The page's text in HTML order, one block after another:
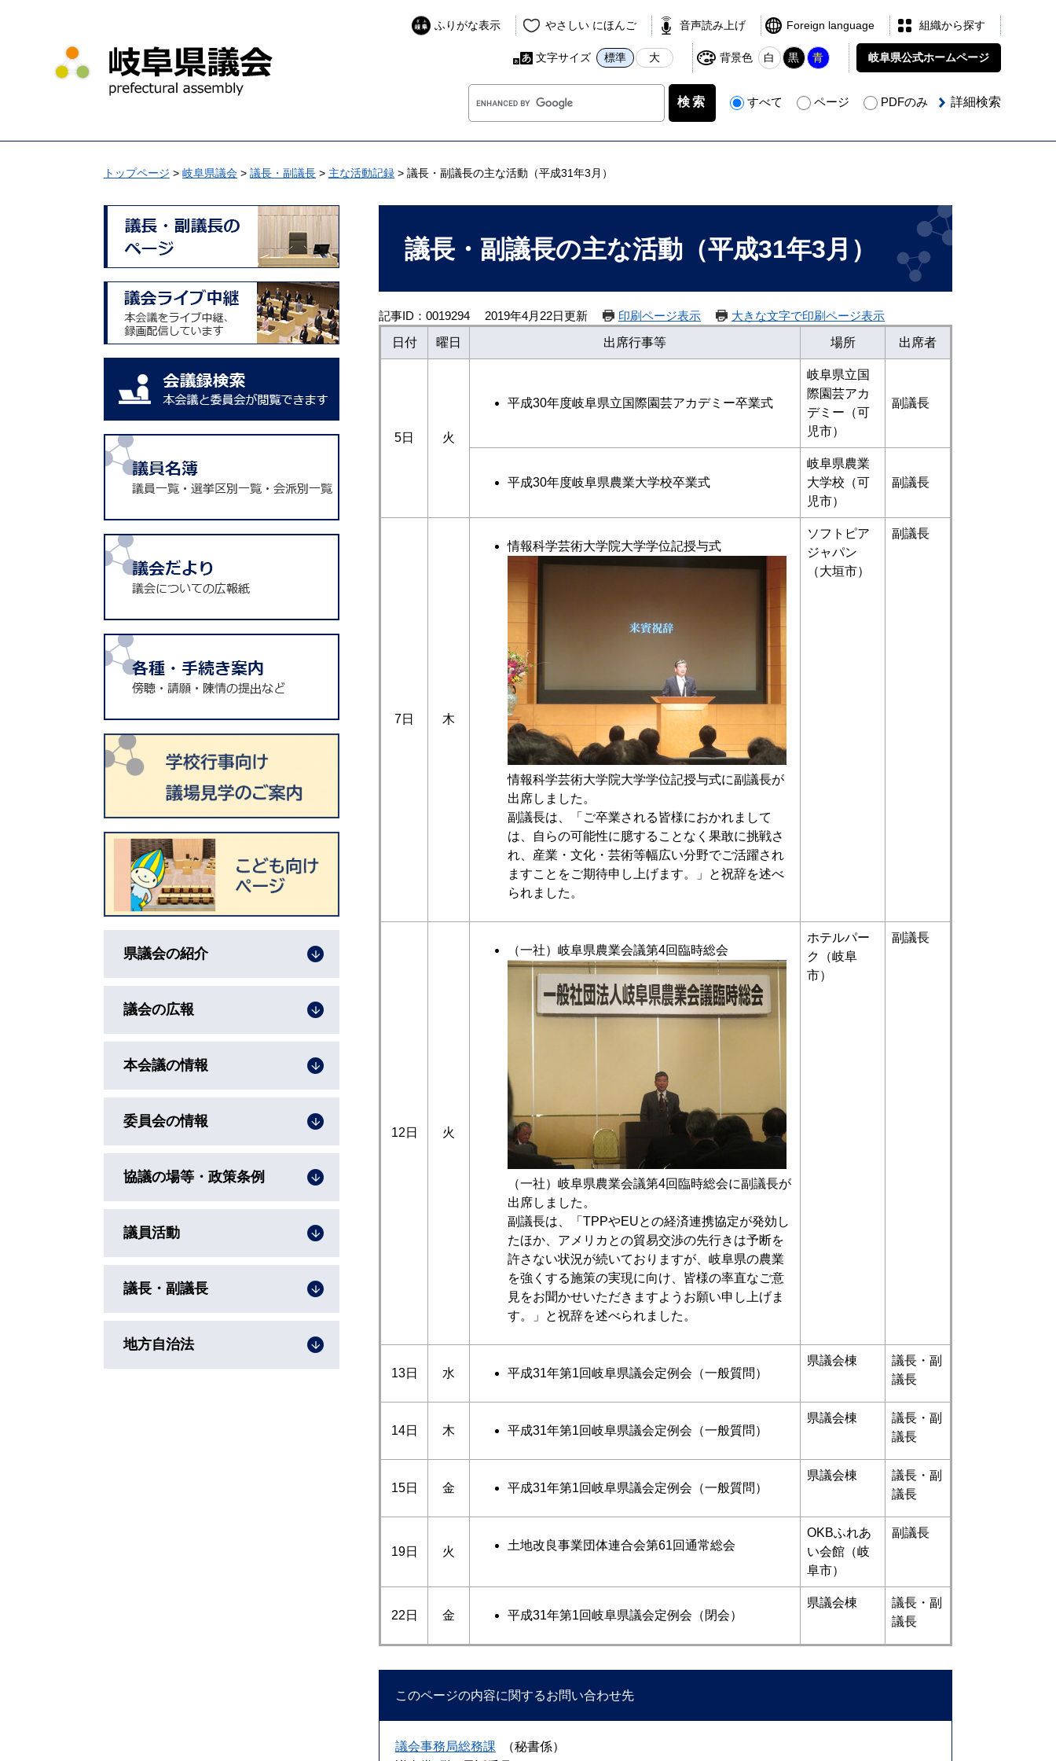
す
し
ふりがな表示 やさしい にほんご 音声読み上げ Foreign language 組織から探す
文字サイズ 標準 大 背景色 白 黒 青 岐阜県公式ホームページ
l
カ
タ
すべて ページ PDFのみ 詳細検索
トップページ > 岐阜県議会 > 議長・副議長 > 主な活動記録 > 議長・副議長の主な活動（平成31年3月）
議長・副議長の主な活動（平成31年3月）
記事ID：0019294 2019年4月22日更新 印刷ページ表示
大きな文字で印刷ページ表示
日付
曜日 出席行事等 場所 出席者
5日 火
平成30年度岐阜県立国際園芸アカデミー卒業式
岐阜県立国
際園芸アカ
デミー（可
児市）
副議長
平成30年度岐阜県農業大学校卒業式
岐阜県農業
大学校（可
児市）
副議長
7日 木
情報科学芸術大学院大学学位記授与式
情報科学芸術大学院大学学位記授与式に副議長が
出席しました。
副議長は、「ご卒業される皆様におかれまして
は、自らの可能性に臆することなく果敢に挑戦さ
れ、産業・文化・芸術等幅広い分野でご活躍され
ますことをご期待申し上げます。」と祝辞を述べ
られました。
ソフトピア
ジャパン
（大垣市）
副議長
12日 火
（一社）岐阜県農業会議第4回臨時総会
（一社）岐阜県農業会議第4回臨時総会に副議長が
出席しました。
副議長は、「TPPやEUとの経済連携協定が発効し
たほか、アメリカとの貿易交渉の先行きは予断を
許さない状況が続いておりますが、岐阜県の農業
を強くする施策の実現に向け、皆様の率直なご意
見をお聞かせいただきますようお願い申し上げま
す。」と祝辞を述べられました。
ホテルパー
ク（岐阜
市）
副議長
13日 水 平成31年第1回岐阜県議会定例会（一般質問）
県議会棟
議長・副
議長
14日 木 平成31年第1回岐阜県議会定例会（一般質問）
県議会棟
議長・副
議長
15日 金 平成31年第1回岐阜県議会定例会（一般質問）
県議会棟
議長・副
議長
19日 火 土地改良事業団体連合会第61回通常総会
OKBふれあ
い会館（岐
阜市）
副議長
22日 金 平成31年第1回岐阜県議会定例会（閉会）
県議会棟
議長・副
議長
このページの内容に関するお問い合わせ先
議会事務局総務課
（秘書係）
県議会の紹介
議会の広報
本会議の情報
委員会の情報
協議の場等・政策条例
議員活動
議長・副議長
地方自治法